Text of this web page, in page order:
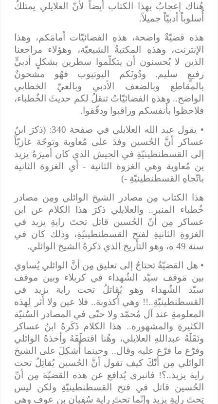
هُناك إعجابٌ بهذا الكتاب أيضاً لأنّ العلايلي يمتلكُ
أُسلوباً أدبيّاً جميلاً.
هذه قضيّةٌ واضحة، هذهِ الفضائيّات أمامَكم، وهذا
الإنترنت، وهذهِ المكتبةُ الشيعيّة، وهؤلاء مراجعنا
الذين لا يُحسنون أن يتكلّموا سطرين بشكلٍ أدبيٍّ
رفيعٍ سليم. ودُونَكم اليوتيوب فهُو مشحونٌ
بالمقاطع وبالضعف الأدبي وبالعيّ الخطابي
الواضح.. وهذهِ الفضائيّاتُ تنقلُ لكم حديثَ الخُطباء،
فلاحظوا بأنفسكم وراقبوا ودقّقوا.
• يقول عبد الله العلايلي في صفحة 340: (ذكرَ ابنُ
عساكر أنَّ الحُسين وفدَ على مُعاوية وتوجّهَ غازيّاً
إلى القسطنطينيّةِ في الجيش الذي كان أميرَهُ يزيد
بن مُعاوية وهي الغزوة الثانية - أي الغزوة الثانية
باتّجاهِ القسطنطينيّةِ -)
هذا الكتاب مِن مصادر الشيخ الوائلي ومِن مصادر
خُطباء المنبر.. والعلايلي ذكرَ هذا الكلام عن ابن
عساكر مِن أنّ الحُسين قاتل تحتَ رايةِ يزيد في
الغزوةِ الثانيةِ لفتح القسطنطينيّةِ، وذلك كان في
سنة 49 ه، وهو التأريخ الذي ذكرهُ الشيخ الوائلي.
• هل القضيّةُ تحتاجُ إلى تعليق مِن أنَّ الوائلي يُساوي
بين مَوقف سيّد الشُهداء في كربلاء وبين موقف
سيّد الشُهداء وهو يُقاتلُ تحت راية يزيد في
القسطنطينيّةِ..!! وهي أُكذوبة.. فلا عين ولا أثر لِهذه
المعلومةِ عند آل مُحمّد ولا حتّى في المصادر السُنيّة
الكثيرةِ والمشهورة.. هذا الكلام ذَكَرهُ ابنُ عساكر
ونَقَلَهُ عبداللهِ العلايلي، وهُنا اقتطَفَهُ وأخذهُ الوائلي
وفرّع ما فرّع عليه وقال.. وحينما أُشكِلَ على الشيخ
الوائلي مِن أنّكَ كيف تقول أنَّ الحُسين يُقاتِلُ تحت
راية يزيد..؟! فانبرى يُدافع عن هذه القضيّة مِن أنّ
الحُسين قاتل في فتح القسطنطينيّةِ ولكن ليس
تحتَ رايةِ يزيد وإنّما تحتَ راية سُفيان بن عوف وهي